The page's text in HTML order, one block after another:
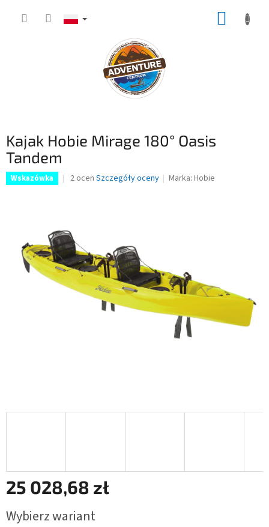
Kajak Hobie Mirage 180° Oasis
Tandem
Wskazówka
Średnia
na
5
gwiazdek.
2 ocen Szczegóły oceny Marka:Hobie
25 028,68 zł
jednostkowa:
Wybierz wariant